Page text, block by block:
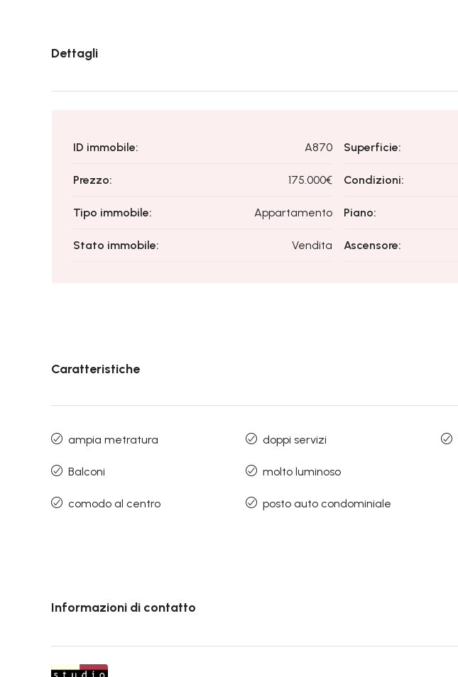
Dettagli
ID immobile: A870
Prezzo: 175.000€
Tipo immobile: Appartamento
Stato immobile: Vendita
Superficie:
Condizioni:
Piano:
Ascensore:
Caratteristiche
ampia metratura
Balconi
comodo al centro
doppi servizi
molto luminoso
posto auto condominiale
Informazioni di contatto